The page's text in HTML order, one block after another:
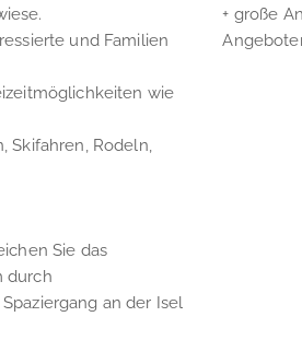
und Familien
wie
Skifahren, Rodeln,
Sie das
durch
an der Isel
+ große